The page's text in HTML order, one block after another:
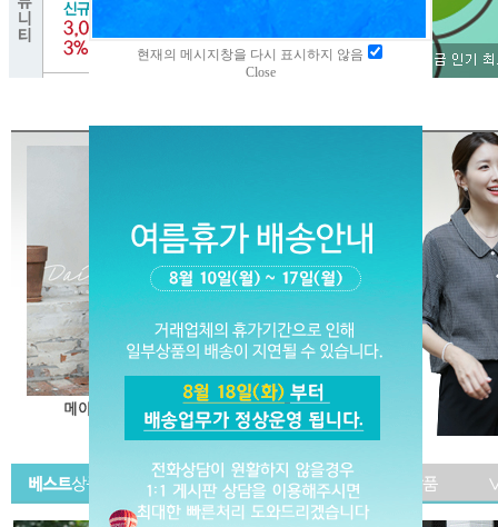
현재의 메시지창을 다시 표시하지 않음
Close